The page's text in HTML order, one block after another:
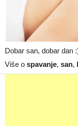
Dobar san, dobar dan
Više o spavanje, san,